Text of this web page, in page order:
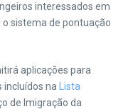
interessados em
sistema de pontuação
aplicações para
incluídos na Lista
de Imigração da